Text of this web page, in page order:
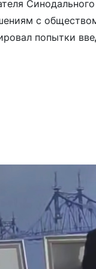
с
попытки
«западный